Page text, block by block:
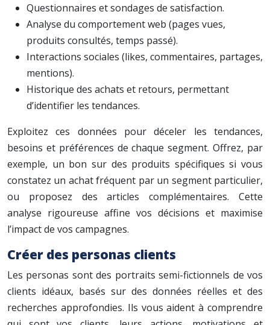
Questionnaires et sondages de satisfaction.
Analyse du comportement web (pages vues,
produits consultés, temps passé).
Interactions sociales (likes, commentaires, partages,
mentions).
Historique des achats et retours, permettant
d’identifier les tendances.
Exploitez ces données pour déceler les tendances,
besoins et préférences de chaque segment. Offrez, par
exemple, un bon sur des produits spécifiques si vous
constatez un achat fréquent par un segment particulier,
ou proposez des articles complémentaires. Cette
analyse rigoureuse affine vos décisions et maximise
l’impact de vos campagnes.
Créer des personas clients
Les personas sont des portraits semi-fictionnels de vos
clients idéaux, basés sur des données réelles et des
recherches approfondies. Ils vous aident à comprendre